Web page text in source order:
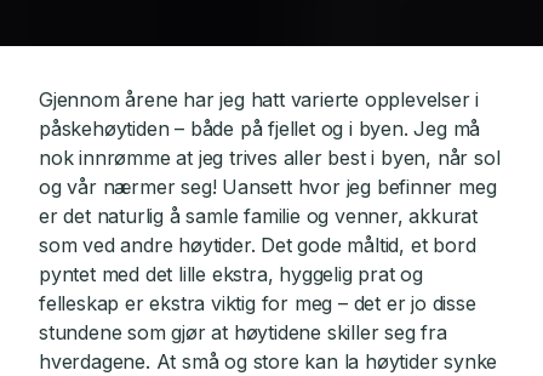
Gjennom årene har jeg hatt varierte opplevelser i
påskehøytiden – både på fjellet og i byen. Jeg må
nok innrømme at jeg trives aller best i byen, når sol
og vår nærmer seg! Uansett hvor jeg befinner meg
er det naturlig å samle familie og venner, akkurat
som ved andre høytider. Det gode måltid, et bord
pyntet med det lille ekstra, hyggelig prat og
felleskap er ekstra viktig for meg – det er jo disse
stundene som gjør at høytidene skiller seg fra
hverdagene. At små og store kan la høytider synke